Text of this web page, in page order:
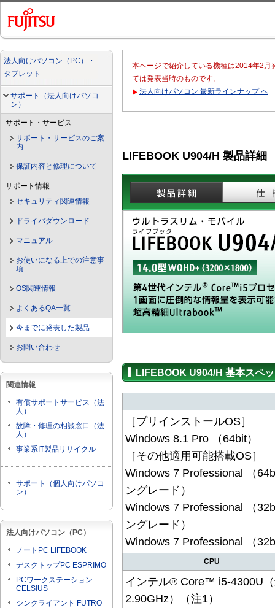
法人向けパソコン（PC）・
タブレット
サポート（法人向けパソコ
ン）
サポート・サービス
サポート・サービスのご案
内
保証内容と修理について
サポート情報
セキュリティ関連情報
ドライバダウンロード
マニュアル
お使いになる上での注意事
項
OS関連情報
よくあるQA一覧
今までに発表した製品
お問い合わせ
関連情報
有償サポートサービス（法
人）
故障・修理の相談窓口（法
人）
事業系IT製品リサイクル
サポート（個人向けパソコ
ン）
法人向けパソコン（PC）
ノートPC LIFEBOOK
デスクトップPC ESPRIMO
PCワークステーション
CELSIUS
シンクライアント FUTRO
本ページで紹介している機種は2014年2
ては発表当時のものです。
法人向けパソコン 最新ラインナップ へ
LIFEBOOK U904/H 製品詳細
LIFEBOOK U904/H 基本スペ
［プリインストールOS］
Windows 8.1 Pro （64bit）
［その他適用可能搭載OS］
Windows 7 Professional （
ングレード）
Windows 7 Professional （
ングレード）
Windows 7 Professional （
CPU
インテル® Core™ i5-4300U
2.90GHz）（注1）